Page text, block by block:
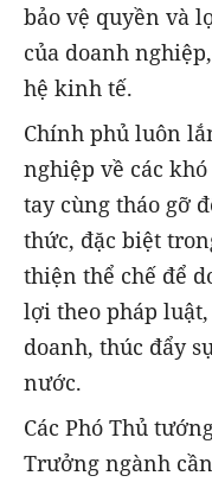
bảo vệ quyền và
của doanh
hệ kinh tế.
Chính phủ luôn
nghiệp về các
tay cùng tháo gỡ
thức, đặc biệt
thiện thể chế để
lợi theo pháp
doanh, thúc đẩy
nước.
Các Phó Thủ
Trưởng ngành